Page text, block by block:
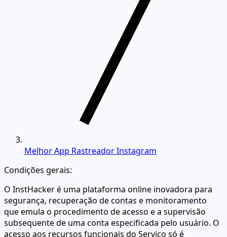
Melhor App Rastreador Instagram
Condições gerais:
O InstHacker é uma plataforma online inovadora para
segurança, recuperação de contas e monitoramento
que emula o procedimento de acesso e a supervisão
subsequente de uma conta especificada pelo usuário. O
acesso aos recursos funcionais do Serviço só é